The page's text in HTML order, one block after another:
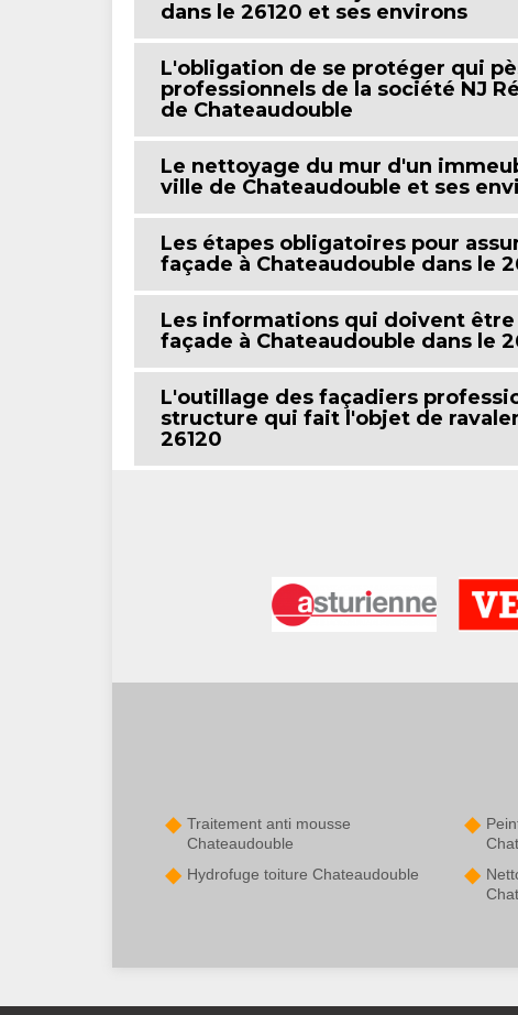
dans le 26120 et ses environs
L'obligation de se protéger qui
professionnels de la société NJ
de Chateaudouble
Le nettoyage du mur d'un
ville de Chateaudouble et ses
Les étapes obligatoires pour
façade à Chateaudouble dans le
Les informations qui doivent
façade à Chateaudouble dans le
L'outillage des façadiers
structure qui fait l'objet de
26120
Traitement anti mousse
Chateaudouble
Hydrofuge toiture Chateaudouble